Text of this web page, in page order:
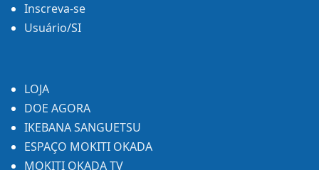
Inscreva-se
Usuário/SI
LOJA
DOE AGORA
IKEBANA SANGUETSU
ESPAÇO MOKITI OKADA
MOKITI OKADA TV